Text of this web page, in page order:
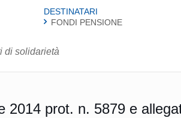
DESTINATARI
FONDI PENSIONE
di solidarietà
2014 prot. n. 5879 e